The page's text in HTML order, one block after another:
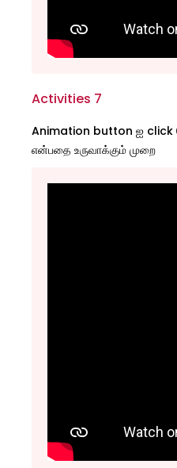
Activities 7
Animation button ஐ click
என்பதை உருவாக்கும் முறை